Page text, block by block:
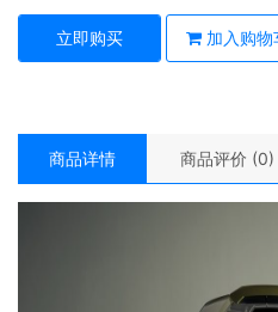
立即购买 加入购物
商品详情 商品评价 (0)